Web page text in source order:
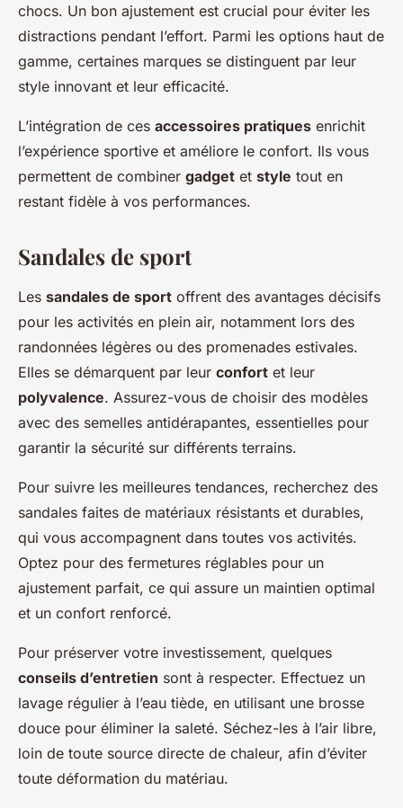
chocs. Un bon ajustement est crucial pour éviter les
distractions pendant l’effort. Parmi les options haut de
gamme, certaines marques se distinguent par leur
style innovant et leur efficacité.
L’intégration de ces accessoires pratiques enrichit
l’expérience sportive et améliore le confort. Ils vous
permettent de combiner gadget et style tout en
restant fidèle à vos performances.
Sandales de sport
Les sandales de sport offrent des avantages décisifs
pour les activités en plein air, notamment lors des
randonnées légères ou des promenades estivales.
Elles se démarquent par leur confort et leur
polyvalence. Assurez-vous de choisir des modèles
avec des semelles antidérapantes, essentielles pour
garantir la sécurité sur différents terrains.
Pour suivre les meilleures tendances, recherchez des
sandales faites de matériaux résistants et durables,
qui vous accompagnent dans toutes vos activités.
Optez pour des fermetures réglables pour un
ajustement parfait, ce qui assure un maintien optimal
et un confort renforcé.
Pour préserver votre investissement, quelques
conseils d’entretien sont à respecter. Effectuez un
lavage régulier à l’eau tiède, en utilisant une brosse
douce pour éliminer la saleté. Séchez-les à l’air libre,
loin de toute source directe de chaleur, afin d’éviter
toute déformation du matériau.